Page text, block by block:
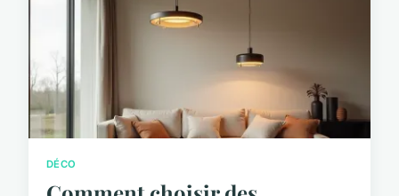
DÉCO